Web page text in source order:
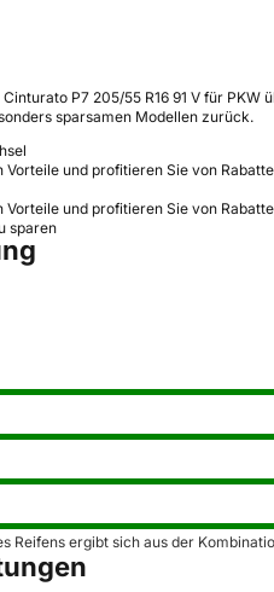
P7 205/55 R16 91 V für
sparsamen Modellen zurück.
Vorteile und profitieren Sie von
Vorteile und profitieren Sie von
sparen
Reifens ergibt sich aus der